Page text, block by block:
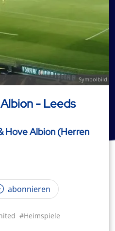
Symbolbild
- Leeds
Hove Albion (Herren
abonnieren
#Heimspiele